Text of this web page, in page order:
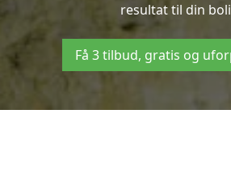
resultat til din
Få 3 tilbud, gratis og